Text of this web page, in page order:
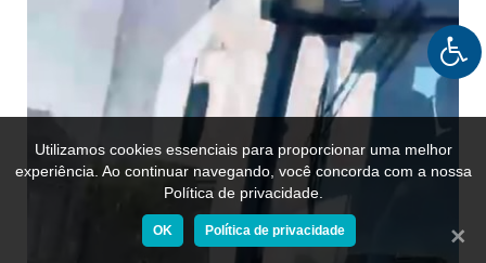
Utilizamos cookies essenciais para proporcionar uma melhor
experiência. Ao continuar navegando, você concorda com a nossa
Política de privacidade.
OK Política de privacidade Fechar